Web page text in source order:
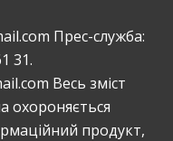
Прес-служба:
31.
Весь зміст
охороняється
продукт,